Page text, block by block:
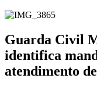
Guarda Civil
identifica
atendimento